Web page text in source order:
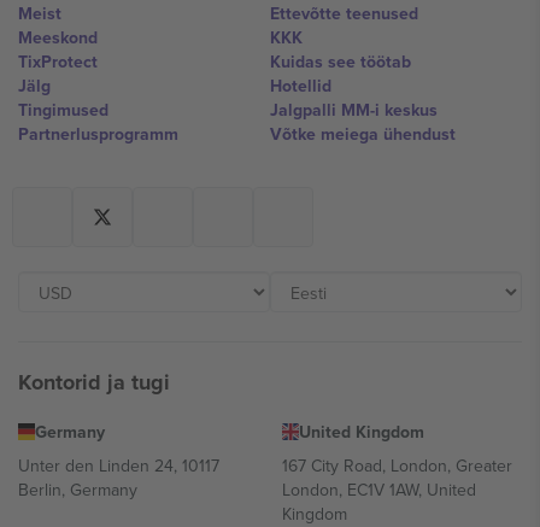
Meist
Meeskond
TixProtect
Jälg
Tingimused
Partnerlusprogramm
Ettevõtte teenused
KKK
Kuidas see töötab
Hotellid
Jalgpalli MM-i keskus
Võtke meiega ühendust
Kontorid ja tugi
Germany
Unter den Linden 24, 10117
Berlin, Germany
United Kingdom
167 City Road, London, Greater
London, EC1V 1AW, United
Kingdom